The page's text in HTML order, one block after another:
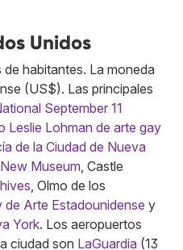
Unidos
habitantes. La moneda
(US$). Las principales
September 11
Leslie Lohman de arte gay
de la Ciudad de Nueva
New Museum , Castle
, Olmo de los
de Arte Estadounidense y
York. Los aeropuertos
ciudad son LaGuardia (13